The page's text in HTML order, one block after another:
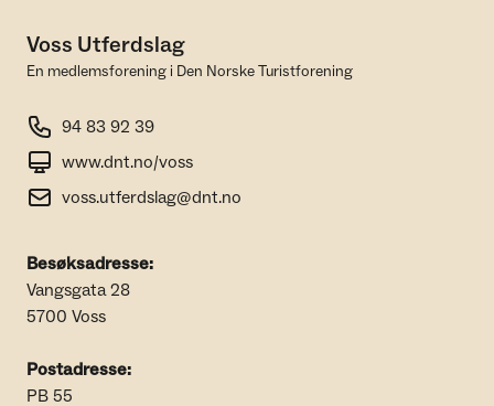
Voss Utferdslag
En medlemsforening i Den Norske Turistforening
94 83 92 39
www.dnt.no/voss
voss.utferdslag@dnt.no
Besøksadresse:
Vangsgata 28
5700 Voss
Postadresse:
PB 55